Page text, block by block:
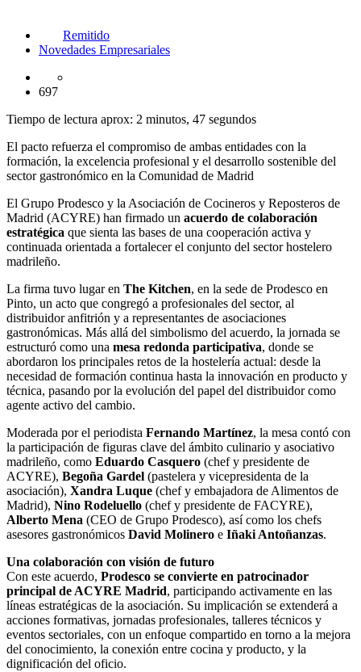
Remitido
Novedades Empresariales
697
Tiempo de lectura aprox: 2 minutos, 47 segundos
El pacto refuerza el compromiso de ambas entidades con la
formación, la excelencia profesional y el desarrollo sostenible del
sector gastronómico en la Comunidad de Madrid
El Grupo Prodesco y la Asociación de Cocineros y Reposteros de
Madrid (ACYRE) han firmado un acuerdo de colaboración
estratégica que sienta las bases de una cooperación activa y
continuada orientada a fortalecer el conjunto del sector hostelero
madrileño.
La firma tuvo lugar en The Kitchen, en la sede de Prodesco en
Pinto, un acto que congregó a profesionales del sector, al
distribuidor anfitrión y a representantes de asociaciones
gastronómicas. Más allá del simbolismo del acuerdo, la jornada se
estructuró como una mesa redonda participativa, donde se
abordaron los principales retos de la hostelería actual: desde la
necesidad de formación continua hasta la innovación en producto y
técnica, pasando por la evolución del papel del distribuidor como
agente activo del cambio.
Moderada por el periodista Fernando Martínez, la mesa contó con
la participación de figuras clave del ámbito culinario y asociativo
madrileño, como Eduardo Casquero (chef y presidente de
ACYRE), Begoña Gardel (pastelera y vicepresidenta de la
asociación), Xandra Luque (chef y embajadora de Alimentos de
Madrid), Nino Rodeluello (chef y presidente de FACYRE),
Alberto Mena (CEO de Grupo Prodesco), así como los chefs
asesores gastronómicos David Molinero e Iñaki Antoñanzas.
Una colaboración con visión de futuro
Con este acuerdo, Prodesco se convierte en patrocinador
principal de ACYRE Madrid, participando activamente en las
líneas estratégicas de la asociación. Su implicación se extenderá a
acciones formativas, jornadas profesionales, talleres técnicos y
eventos sectoriales, con un enfoque compartido en torno a la mejora
del conocimiento, la conexión entre cocina y producto, y la
dignificación del oficio.